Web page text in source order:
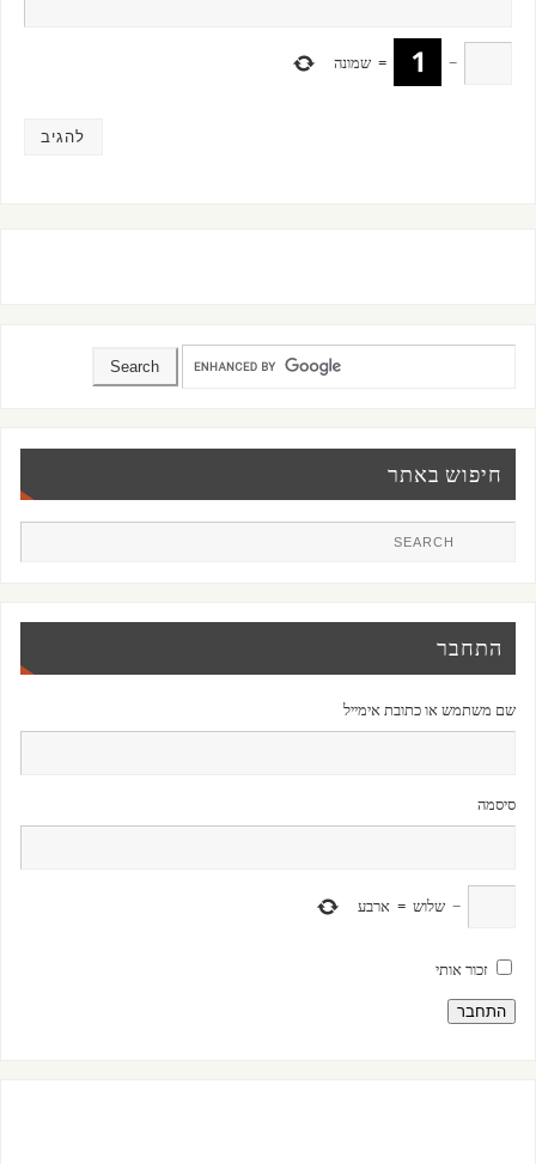
−
= שמונה
חיפוש באתר
התחבר
שם משתמש או כתובת אימייל
סיסמה
− שלוש = ארבע
זכור אותי
התחבר